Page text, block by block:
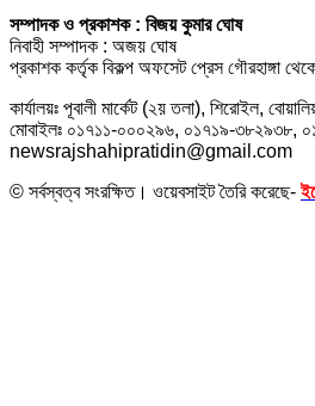
সম্পাদক ও প্রকাশক : বিজয় কুমার ঘোষ
নিবাহী সম্পাদক : অজয় ঘোষ
প্রকাশক কর্তৃক বিকল্প অফসেট প্রেস গৌরহাঙ্গা
কার্যালয়ঃ পূবালী মার্কেট (২য় তলা), শিরোইল,
মোবাইলঃ ০১৭১১-০০০২৯৬, ০১৭১৯-৩৮২৯৩৮,
newsrajshahipratidin@gmail.com
© সর্বস্বত্ব সংরক্ষিত। ওয়েবসাইট তৈরি করেছে-